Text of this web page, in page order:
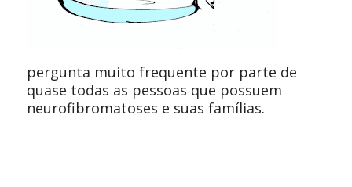
pergunta muito frequente por parte de
quase todas as pessoas que possuem
neurofibromatoses e suas famílias.